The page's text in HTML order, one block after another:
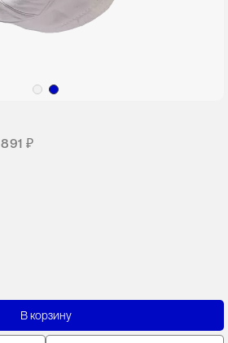
891 ₽
В корзину